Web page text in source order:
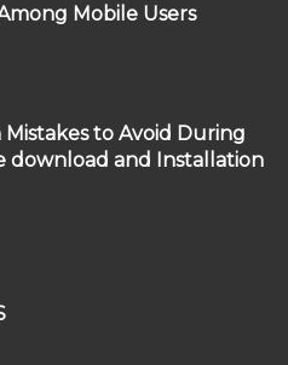
Mobile Users
to Avoid During
download and Installation